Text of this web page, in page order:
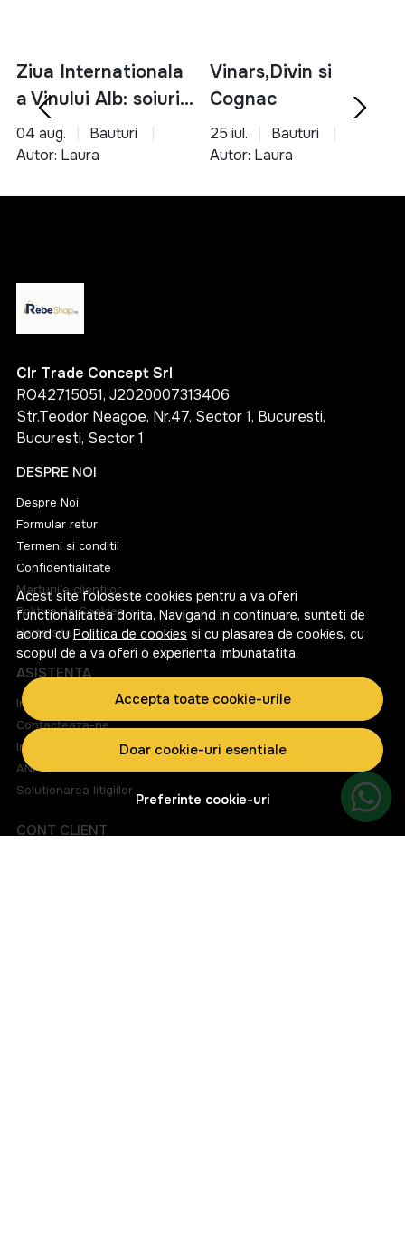
Acest site foloseste cookies pentru a va oferi
functionalitatea dorita. Navigand in continuare, sunteti de
acord cuPolitica de cookies si cu plasarea de cookies, cu
scopul de a va oferi o experienta imbunatatita.
Accepta toate cookie-urile
Doar cookie-uri esentiale
Preferinte cookie-uri
Ziua Internationala
a Vinului Alb: soiuri,
servire si asocieri
culinare
04 aug.
Bauturi
Autor: Laura
Vinars,Divin si
Cognac
25 iul.
Bauturi
Autor: Laura
Clr Trade Concept Srl
RO42715051, J2020007313406
Str.Teodor Neagoe, Nr.47, Sector 1, Bucuresti,
Bucuresti, Sector 1
DESPRE NOI
Despre Noi
Formular retur
Termeni si conditii
Confidentialitate
Marturiile clientilor
Politica de Cookies
Harta site
ASISTENTA
Informatii legale
Contacteaza-ne
Intrebari frecvente
ANPC
Solutionarea litigiilor
CONT CLIENT